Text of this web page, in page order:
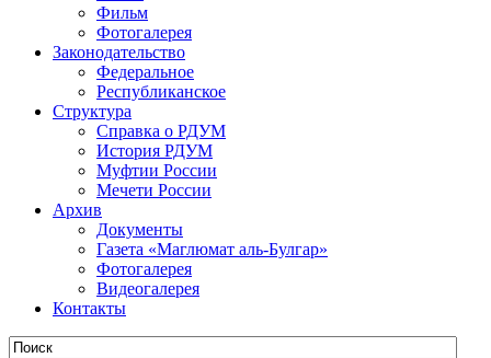
Фильм
Фотогалерея
Законодательство
Федеральное
Республиканское
Структура
Справка о РДУМ
История РДУМ
Муфтии России
Мечети России
Архив
Документы
Газета «Маглюмат аль-Булгар»
Фотогалерея
Видеогалерея
Контакты